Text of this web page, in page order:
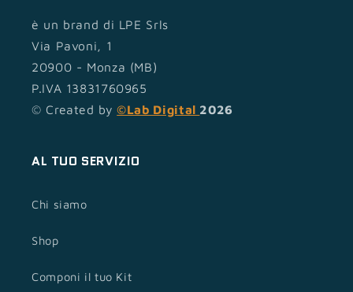
è un brand di LPE Srls
Via Pavoni, 1
20900 - Monza (MB)
P.IVA 13831760965
© Created by ©Lab Digital 2026
AL TUO SERVIZIO
Chi siamo
Shop
Componi il tuo Kit